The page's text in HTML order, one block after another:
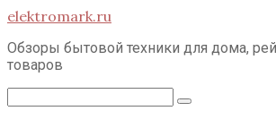
Перейти
контенту
elektromark.ru
Обзоры бытовой техники для дома,
товаров